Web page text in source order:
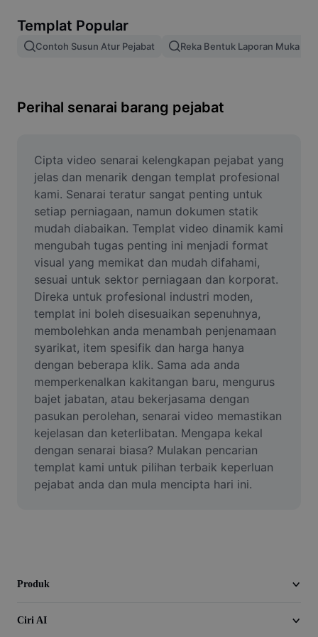
Gabungan imej
Ubah Saiz Imej
Penjana Meme
AI Text Remover
AI People Remover
AI Inpainting
Face Cutout
Video
Alih keluar latar video
Pertingkat kualiti
Editor Video
Pangkas Video
Tambahkan Sari Kata pada Video
Templat Popular
Contoh Susun Atur Pejabat Reka Bentuk Laporan Muka
Perihal senarai barang pejabat
Cipta video senarai kelengkapan pejabat yang
jelas dan menarik dengan templat profesional
kami. Senarai teratur sangat penting untuk
setiap perniagaan, namun dokumen statik
mudah diabaikan. Templat video dinamik kami
mengubah tugas penting ini menjadi format
visual yang memikat dan mudah difahami,
sesuai untuk sektor perniagaan dan korporat.
Direka untuk profesional industri moden,
templat ini boleh disesuaikan sepenuhnya,
membolehkan anda menambah penjenamaan
syarikat, item spesifik dan harga hanya
dengan beberapa klik. Sama ada anda
memperkenalkan kakitangan baru, mengurus
bajet jabatan, atau bekerjasama dengan
pasukan perolehan, senarai video memastikan
kejelasan dan keterlibatan. Mengapa kekal
dengan senarai biasa? Mulakan pencarian
templat kami untuk pilihan terbaik keperluan
pejabat anda dan mula mencipta hari ini.
Produk
Ciri AI